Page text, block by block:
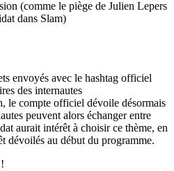
(comme le piège de Julien Lepers
dans Slam)
envoyés avec le hashtag officiel
des internautes
le compte officiel dévoile désormais
peuvent alors échanger entre
aurait intérêt à choisir ce thème, en
dévoilés au début du programme.